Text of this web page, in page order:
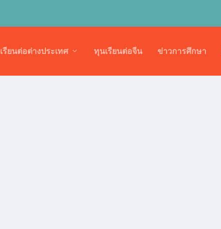
เรียนต่อต่างประเทศ ทุนเรียนต่อจีน ข่าวการศึกษา